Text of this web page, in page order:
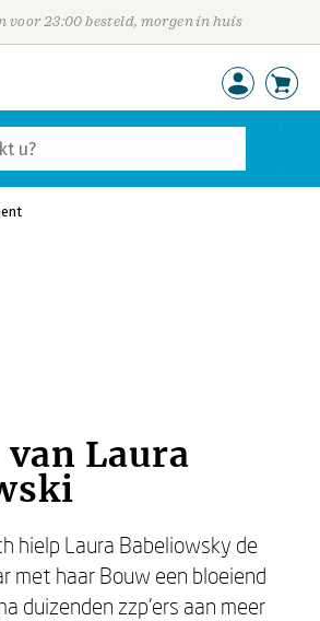
voor 23:00 besteld, morgen in huis
van Laura
hielp Laura Babeliowsky de
met haar Bouw een bloeiend
duizenden zzp’ers aan meer